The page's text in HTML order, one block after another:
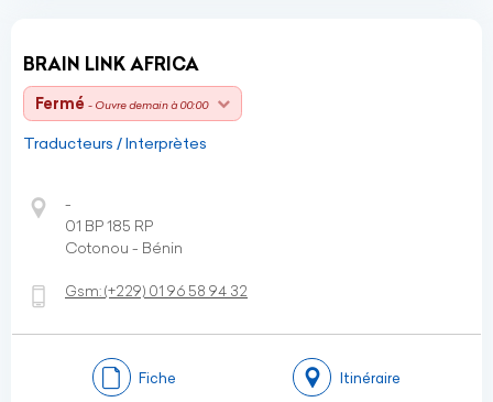
BRAIN LINK AFRICA
Fermé - Ouvre demain à 00:00
Traducteurs / Interprètes
-
01 BP 185 RP
Cotonou - Bénin
Gsm:(+229) 01 96 58 94 32
Fiche Itinéraire